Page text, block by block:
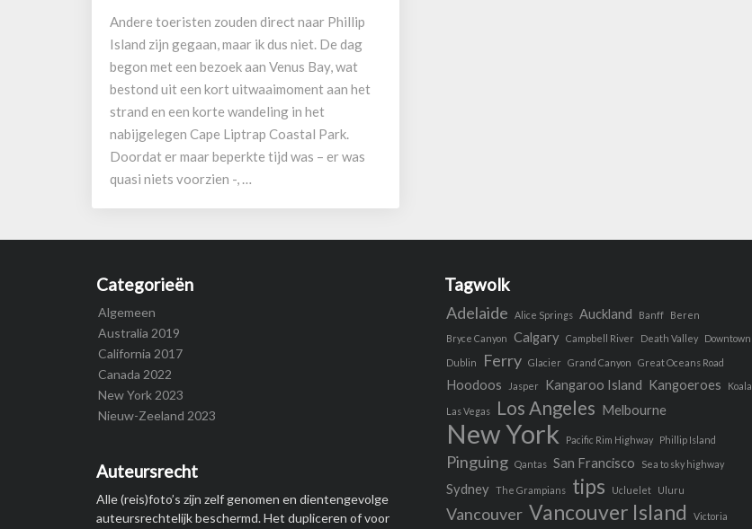
&
Phillip
Island
Andere toeristen zouden direct naar Phillip
Island zijn gegaan, maar ik dus niet. De dag
begon met een bezoek aan Venus Bay, wat
bestond uit een kort uitwaaimoment aan het
strand en een korte wandeling in het
nabijgelegen Cape Liptrap Coastal Park.
Doordat er maar beperkte tijd was – er was
quasi niets voorzien -, …
Categorieën
Algemeen
Australia 2019
California 2017
Canada 2022
New York 2023
Nieuw-Zeeland 2023
Auteursrecht
Alle (reis)foto’s zijn zelf genomen en dientengevolge
auteursrechtelijk beschermd. Het dupliceren of voor
Tagwolk
Adelaide Alice Springs Auckland Banff
Beren
Bryce Canyon
Calgary Campbell River Death Valley Downtown
Dublin Ferry Glacier Grand Canyon Great Oceans Road
Hoodoos Jasper Kangaroo Island Kangoeroes Koala
Las Vegas Los Angeles Melbourne
New York Pacific Rim Highway Phillip Island
Pinguing Qantas San Francisco Sea to sky highway
Sydney The Grampians tips Ucluelet Uluru
Vancouver Vancouver Island Victoria